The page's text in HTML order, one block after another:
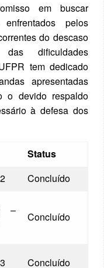
em buscar
pelos
do descaso
dificuldades
tem dedicado
apresentadas
o devido respaldo
à defesa dos
Status
Concluído
–
Concluído
Concluído